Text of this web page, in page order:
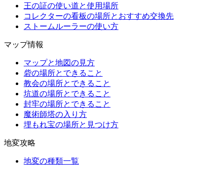
王の証の使い道と使用場所
コレクターの看板の場所とおすすめ交換先
ストームルーラーの使い方
マップ情報
マップと地図の見方
砦の場所とできること
教会の場所とできること
坑道の場所とできること
封牢の場所とできること
魔術師塔の入り方
埋もれ宝の場所と見つけ方
地変攻略
地変の種類一覧